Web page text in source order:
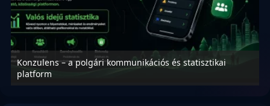
Konzulens – a polgári kommunikációs és statisztikai
platform